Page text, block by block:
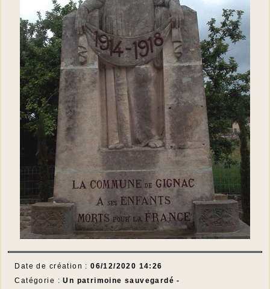
Date de création :06/12/2020 14:26
Catégorie :Un patrimoine sauvegardé -